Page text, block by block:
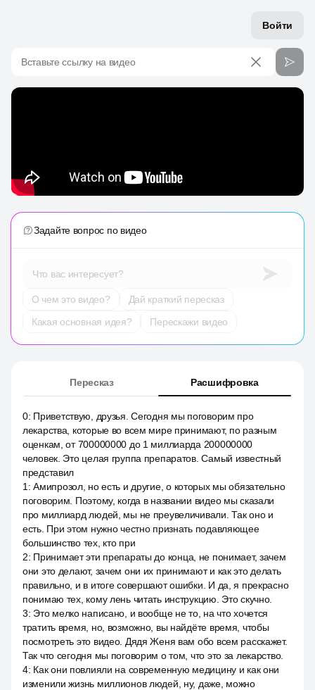
Войти
Вставьте ссылку на видео
Задайте вопрос по видео
Что вас интересует?
О чем это видео?
Дай краткий пересказ
Какая основная идея?
Перескажи видео
Пересказ Расшифровка
0: Приветствую, друзья. Сегодня мы поговорим про
лекарства, которые во всем мире принимают, по разным
оценкам, от 700000000 до 1 миллиарда 200000000
человек. Это целая группа препаратов. Самый известный
представил
1 :Амипрозол, но есть и другие, о которых мы обязательно
поговорим. Поэтому, когда в названии видео мы сказали
про миллиард людей, мы не преувеличивали. Так оно и
есть. При этом нужно честно признать подавляющее
большинство тех, кто при
2: Принимает эти препараты до конца, не понимает, зачем
они это делают, зачем они их принимают и как это делать
правильно, и в итоге совершают ошибки. И да, я прекрасно
понимаю тех, кому лень читать инструкцию. Это скучно.
3: Это мелко написано, и вообще не то, на что хочется
тратить время, но, возможно, вы найдёте время, чтобы
посмотреть это видео. Дядя Женя вам обо всем расскажет.
Так что сегодня мы поговорим о том, что это за лекарство.
4: Как они повлияли на современную медицину и как они
изменили жизнь миллионов людей, ну, даже, можно